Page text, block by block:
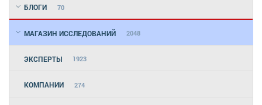
БЛОГИ 70
МАГАЗИН ИССЛЕДОВАНИЙ 2048
ЭКСПЕРТЫ 1923
КОМПАНИИ 274